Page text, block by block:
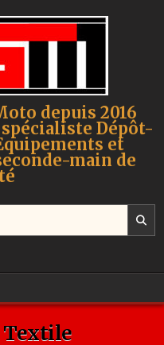
depuis 2016
Dépôt-
et
main de
Textile